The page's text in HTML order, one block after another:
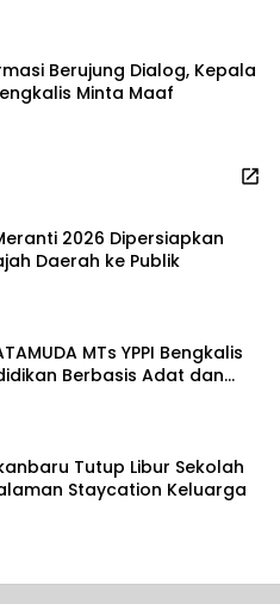
Berujung Dialog, Kepala
Minta Maaf
2026 Dipersiapkan
Daerah ke Publik
MTs YPPI Bengkalis
Berbasis Adat dan
Tutup Libur Sekolah
Staycation Keluarga